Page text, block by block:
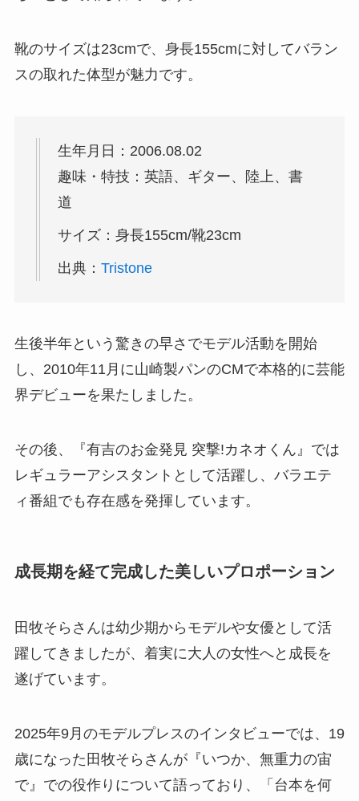
靴のサイズは23cmで、身長155cmに対してバラン
スの取れた体型が魅力です。
生年月日：2006.08.02
趣味・特技：英語、ギター、陸上、書
道
サイズ：身長155cm/靴23cm
出典： Tristone
生後半年という驚きの早さでモデル活動を開始
し、2010年11月に山崎製パンのCMで本格的に芸能
界デビューを果たしました。
その後、『有吉のお金発見 突撃!カネオくん』では
レギュラーアシスタントとして活躍し、バラエテ
ィ番組でも存在感を発揮しています。
成長期を経て完成した美しいプロポーション
田牧そらさんは幼少期からモデルや女優として活
躍してきましたが、着実に大人の女性へと成長を
遂げています。
2025年9月のモデルプレスのインタビューでは、19
歳になった田牧そらさんが『いつか、無重力の宙
で』での役作りについて語っており、「台本を何